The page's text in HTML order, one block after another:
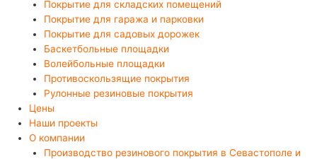
Покрытие для складских помещений
Покрытие для гаража и парковки
Покрытие для садовых дорожек
Баскетбольные площадки
Волейбольные площадки
Противоскользящие покрытия
Рулонные резиновые покрытия
Цены
Наши проекты
О компании
Производство резинового покрытия в Севастополе и